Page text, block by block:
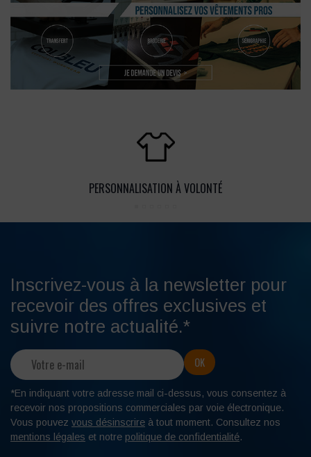
PERSONNALISATION À VOLONTÉ
Inscrivez-vous à la newsletter pour
recevoir des offres exclusives et
suivre notre actualité.*
*En indiquant votre adresse mail ci-dessus, vous consentez à
recevoir nos propositions commerciales par voie électronique.
Vous pouvez vous désinscrire à tout moment. Consultez nos
mentions légales et notre politique de confidentialité.